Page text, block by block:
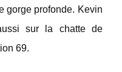
gorge profonde. Kevin
sur la chatte de
69.